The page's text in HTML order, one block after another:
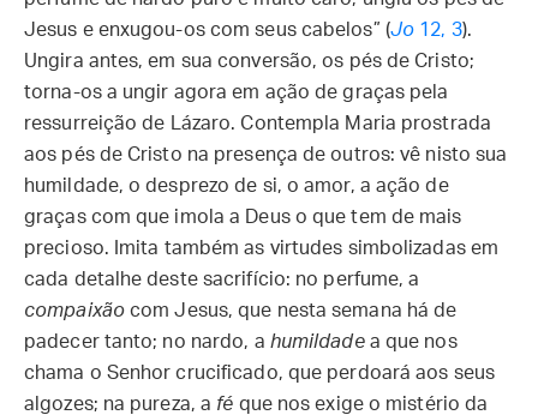
Jesus e enxugou-os com seus cabelos” (Jo 12, 3).
Ungira antes, em sua conversão, os pés de Cristo;
torna-os a ungir agora em ação de graças pela
ressurreição de Lázaro. Contempla Maria prostrada
aos pés de Cristo na presença de outros: vê nisto sua
humildade, o desprezo de si, o amor, a ação de
graças com que imola a Deus o que tem de mais
precioso. Imita também as virtudes simbolizadas em
cada detalhe deste sacrifício: no perfume, a
compaixãocom Jesus, que nesta semana há de
padecer tanto; no nardo, a humildadea que nos
chama o Senhor crucificado, que perdoará aos seus
algozes; na pureza, a fé que nos exige o mistério da